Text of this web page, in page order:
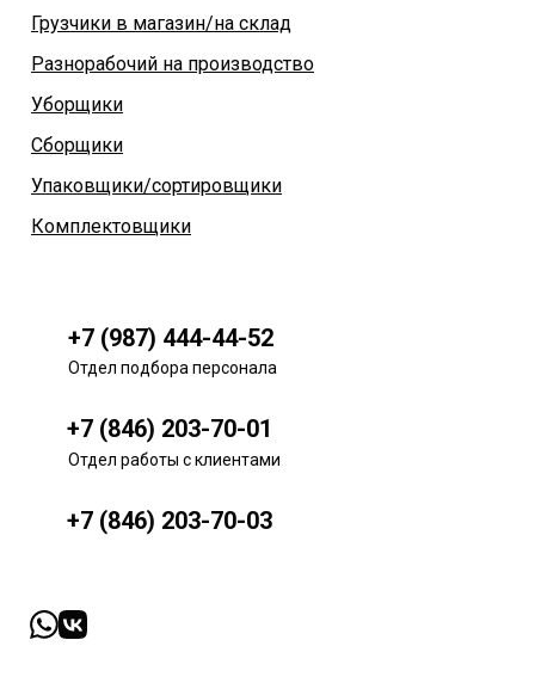
Комплектовщики
Упаковщики/сортировщики
Сборщики
Уборщики
Разнорабочий на производство
Грузчики в магазин/на склад
Отдел работы с клиентами
+7 (846) 203-70-03
+7 (846) 203-70-01
+7 (987) 444-44-52
Отдел подбора персонала